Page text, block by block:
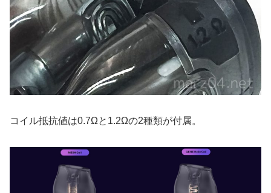
コイル抵抗値は0.7Ωと1.2Ωの2種類が付属。